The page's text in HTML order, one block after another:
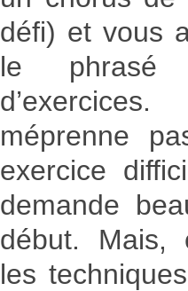
défi) et vous
le phrasé
méprenne
exercice
demande
début. Mais,
les